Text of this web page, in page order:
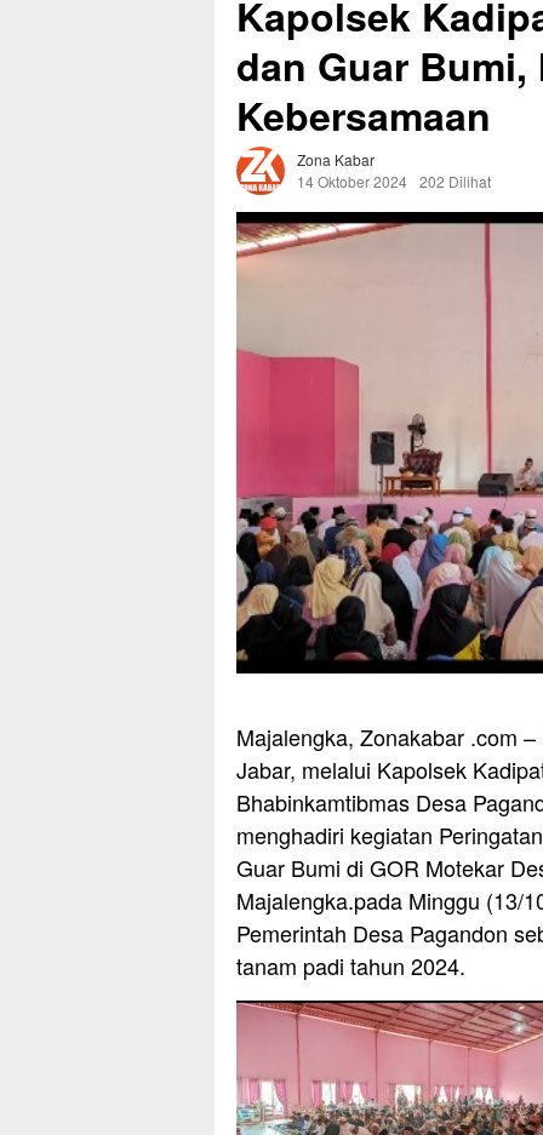
Kapolsek
dan Guar Bumi,
Kebersamaan
Zona Kabar
14 Oktober 2024 202 Dilihat
Majalengka, Zonakabar .com
Jabar, melalui Kapolsek
Bhabinkamtibmas Desa
menghadiri kegiatan
Guar Bumi di GOR Motekar
Majalengka.pada Minggu (13/
Pemerintah Desa Pagandon
tanam padi tahun 2024.